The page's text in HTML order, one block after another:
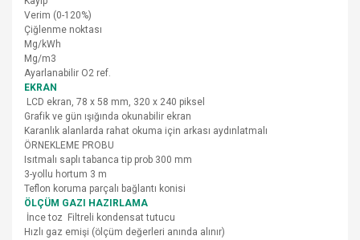
Verim (0-120%)
Çiğlenme noktası
Mg/kWh
Mg/m3
Ayarlanabilir O2 ref.
EKRAN
LCD ekran, 78 x 58 mm, 320 x 240 piksel
Grafik ve gün ışığında okunabilir ekran
Karanlık alanlarda rahat okuma için arkası aydınlatmalı
ÖRNEKLEME PROBU
Isıtmalı saplı tabanca tip prob 300 mm
3-yollu hortum 3 m
Teflon koruma parçalı bağlantı konisi
ÖLÇÜM GAZI HAZIRLAMA
İnce toz Filtreli kondensat tutucu
Hızlı gaz emişi (ölçüm değerleri anında alınır)